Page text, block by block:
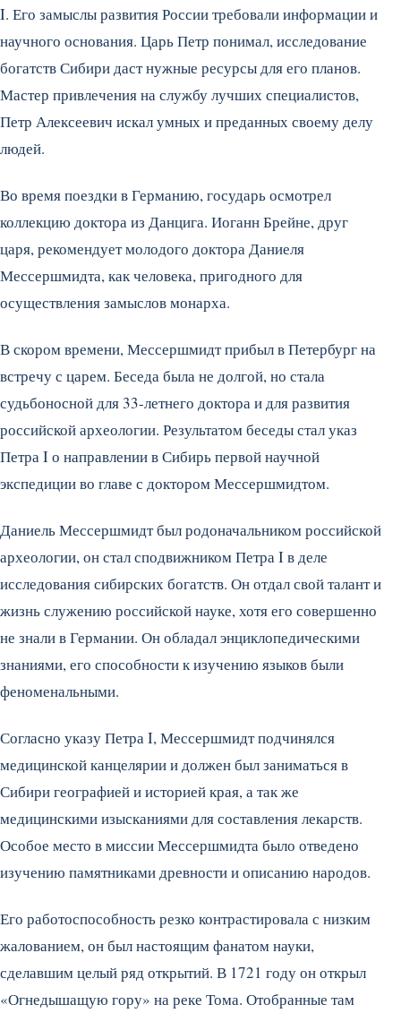
I. Его замыслы развития России требовали информации и
научного основания. Царь Петр понимал, исследование
богатств Сибири даст нужные ресурсы для его планов.
Мастер привлечения на службу лучших специалистов,
Петр Алексеевич искал умных и преданных своему делу
людей.
Во время поездки в Германию, государь осмотрел
коллекцию доктора из Данцига. Иоганн Брейне, друг
царя, рекомендует молодого доктора Даниеля
Мессершмидта, как человека, пригодного для
осуществления замыслов монарха.
В скором времени, Мессершмидт прибыл в Петербург на
встречу с царем. Беседа была не долгой, но стала
судьбоносной для 33-летнего доктора и для развития
российской археологии. Результатом беседы стал указ
Петра I о направлении в Сибирь первой научной
экспедиции во главе с доктором Мессершмидтом.
Даниель Мессершмидт был родоначальником российской
археологии, он стал сподвижником Петра I в деле
исследования сибирских богатств. Он отдал свой талант и
жизнь служению российской науке, хотя его совершенно
не знали в Германии. Он обладал энциклопедическими
знаниями, его способности к изучению языков были
феноменальными.
Согласно указу Петра I, Мессершмидт подчинялся
медицинской канцелярии и должен был заниматься в
Сибири географией и историей края, а так же
медицинскими изысканиями для составления лекарств.
Особое место в миссии Мессершмидта было отведено
изучению памятниками древности и описанию народов.
Его работоспособность резко контрастировала с низким
жалованием, он был настоящим фанатом науки,
сделавшим целый ряд открытий. В 1721 году он открыл
«Огнедышащую гору» на реке Тома. Отобранные там